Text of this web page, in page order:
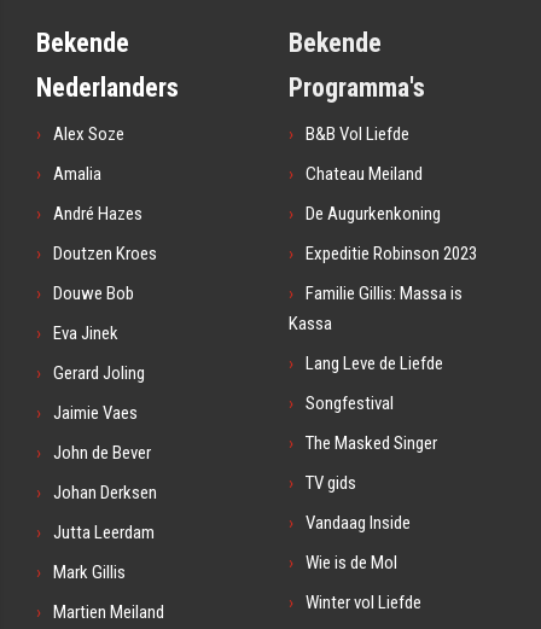
Bekende
Nederlanders
Alex Soze
Amalia
André Hazes
Doutzen Kroes
Douwe Bob
Eva Jinek
Gerard Joling
Jaimie Vaes
John de Bever
Johan Derksen
Jutta Leerdam
Mark Gillis
Martien Meiland
Bekende
Programma's
B&B Vol Liefde
Chateau Meiland
De Augurkenkoning
Expeditie Robinson 2023
Familie Gillis: Massa is
Kassa
Lang Leve de Liefde
Songfestival
The Masked Singer
TV gids
Vandaag Inside
Wie is de Mol
Winter vol Liefde